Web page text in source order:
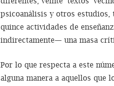
psicoanálisis y otros estudios,
quince actividades de
indirectamente— una masa
Por lo que respecta a este
alguna manera a aquellos que